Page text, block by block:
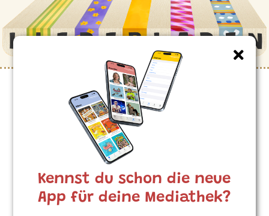
Kinderlieder zum Thema
”Spanien”
Mermikas
SSASSA
Schnabelwetzer 2
#Spanien #Fische
#Wasser
#Fremdsprachen
Kennst du schon die neue
App für deine Mediathek?